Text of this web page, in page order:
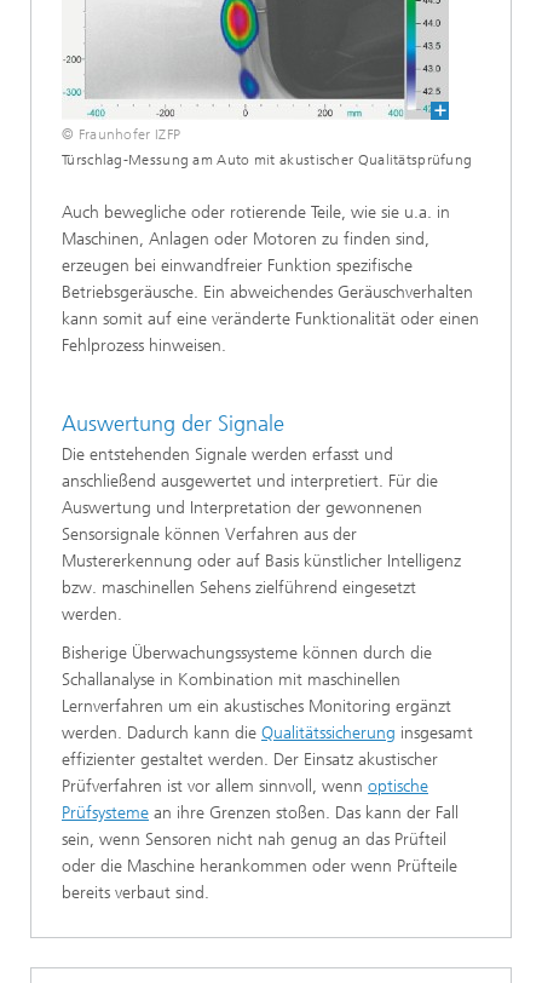
© Fraunhofer IZFP
Türschlag-Messung am Auto mit akustischer Qualitätsprüfung
Auch bewegliche oder rotierende Teile, wie sie u.a. in
Maschinen, Anlagen oder Motoren zu finden sind,
erzeugen bei einwandfreier Funktion spezifische
Betriebsgeräusche. Ein abweichendes Geräuschverhalten
kann somit auf eine veränderte Funktionalität oder einen
Fehlprozess hinweisen.
Auswertung der Signale
Die entstehenden Signale werden erfasst und
anschließend ausgewertet und interpretiert. Für die
Auswertung und Interpretation der gewonnenen
Sensorsignale können Verfahren aus der
Mustererkennung oder auf Basis künstlicher Intelligenz
bzw. maschinellen Sehens zielführend eingesetzt
werden.
Bisherige Überwachungssysteme können durch die
Schallanalyse in Kombination mit maschinellen
Lernverfahren um ein akustisches Monitoring ergänzt
werden. Dadurch kann die Qualitätssicherung insgesamt
effizienter gestaltet werden. Der Einsatz akustischer
Prüfverfahren ist vor allem sinnvoll, wenn optische
Prüfsysteme an ihre Grenzen stoßen. Das kann der Fall
sein, wenn Sensoren nicht nah genug an das Prüfteil
oder die Maschine herankommen oder wenn Prüfteile
bereits verbaut sind.